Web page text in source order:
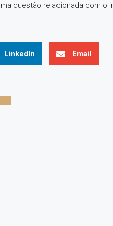
questão relacionada com o
LinkedIn Email